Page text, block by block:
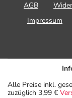
AGB
Impressum
Alle Preise inkl.
zuzüglich 3,99 €